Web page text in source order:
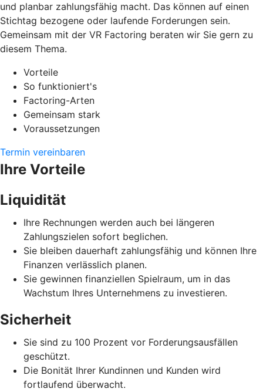
und planbar zahlungsfähig macht. Das können auf einen
Stichtag bezogene oder laufende Forderungen sein.
Gemeinsam mit der VR Factoring beraten wir Sie gern zu
diesem Thema.
Vorteile
So funktioniert's
Factoring-Arten
Gemeinsam stark
Voraussetzungen
Termin vereinbaren
Ihre Vorteile
Liquidität
Ihre Rechnungen werden auch bei längeren
Zahlungszielen sofort beglichen.
Sie bleiben dauerhaft zahlungsfähig und können Ihre
Finanzen verlässlich planen.
Sie gewinnen finanziellen Spielraum, um in das
Wachstum Ihres Unternehmens zu investieren.
Sicherheit
Sie sind zu 100 Prozent vor Forderungsausfällen
geschützt.
Die Bonität Ihrer Kundinnen und Kunden wird
fortlaufend überwacht.